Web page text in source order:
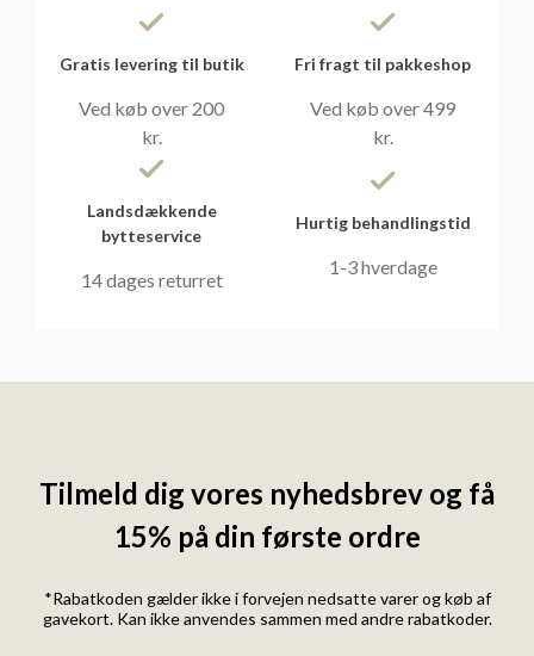
Gratis levering til butik
Ved køb over 200
kr.
Fri fragt til pakkeshop
Ved køb over 499
kr.
Landsdækkende
bytteservice
14 dages returret
Hurtig behandlingstid
1-3 hverdage
Tilmeld dig vores nyhedsbrev og få
15% på din første ordre
*Rabatkoden gælder ikke i forvejen nedsatte varer og køb af
gavekort. Kan ikke anvendes sammen med andre rabatkoder.